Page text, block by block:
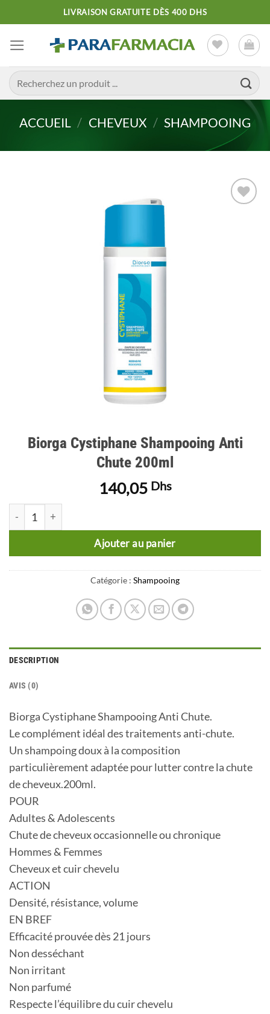
au
contenu
LIVRAISON GRATUITE DÈS 400 DHS
Recherche
pour :
ACCUEIL / CHEVEUX / SHAMPOOING
Biorga Cystiphane Shampooing Anti
Chute 200ml
140,05 Dhs
quantité de Biorga Cystiphane Shampooing Anti Chute 200ml
Ajouter au panier
Catégorie : Shampooing
DESCRIPTION
AVIS (0)
Biorga Cystiphane Shampooing Anti Chute.
Le complément idéal des traitements anti-chute.
Un shampoing doux à la composition
particulièrement adaptée pour lutter contre la chute
de cheveux.200ml.
POUR
Adultes & Adolescents
Chute de cheveux occasionnelle ou chronique
Hommes & Femmes
Cheveux et cuir chevelu
ACTION
Densité, résistance, volume
EN BREF
Efficacité prouvée dès 21 jours
Non desséchant
Non irritant
Non parfumé
Respecte l’équilibre du cuir chevelu